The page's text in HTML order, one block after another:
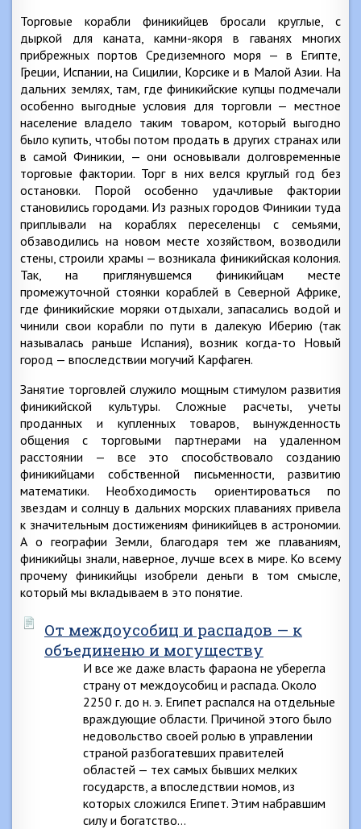
Торговые корабли финикийцев бросали круглые, с
дыркой для каната, камни-якоря в гаванях многих
прибрежных портов Средиземного моря — в Египте,
Греции, Испании, на Сицилии, Корсике и в Малой Азии. На
дальних землях, там, где финикийские купцы подмечали
особенно выгодные условия для торговли — местное
население владело таким товаром, который выгодно
было купить, чтобы потом продать в других странах или
в самой Финикии, — они основывали долговременные
торговые фактории. Торг в них велся круглый год без
остановки. Порой особенно удачливые фактории
становились городами. Из разных городов Финикии туда
приплывали на кораблях переселенцы с семьями,
обзаводились на новом месте хозяйством, возводили
стены, строили храмы — возникала финикийская колония.
Так, на приглянувшемся финикийцам месте
промежуточной стоянки кораблей в Северной Африке,
где финикийские моряки отдыхали, запасались водой и
чинили свои корабли по пути в далекую Иберию (так
называлась раньше Испания), возник когда-то Новый
город — впоследствии могучий Карфаген.
Занятие торговлей служило мощным стимулом развития
финикийской культуры. Сложные расчеты, учеты
проданных и купленных товаров, вынужденность
общения с торговыми партнерами на удаленном
расстоянии — все это способствовало созданию
финикийцами собственной письменности, развитию
математики. Необходимость ориентироваться по
звездам и солнцу в дальних морских плаваниях привела
к значительным достижениям финикийцев в астрономии.
А о географии Земли, благодаря тем же плаваниям,
финикийцы знали, наверное, лучше всех в мире. Ко всему
прочему финикийцы изобрели деньги в том смысле,
который мы вкладываем в это понятие.
От междоусобиц и распадов — к
объединеню и могуществу
И все же даже власть фараона не уберегла
страну от междоусобиц и распада. Около
2250 г. до н. э. Египет распался на отдельные
враждующие области. Причиной этого было
недовольство своей ролью в управлении
страной разбогатевших правителей
областей — тех самых бывших мелких
государств, а впоследствии номов, из
которых сложился Египет. Этим набравшим
силу и богатство…